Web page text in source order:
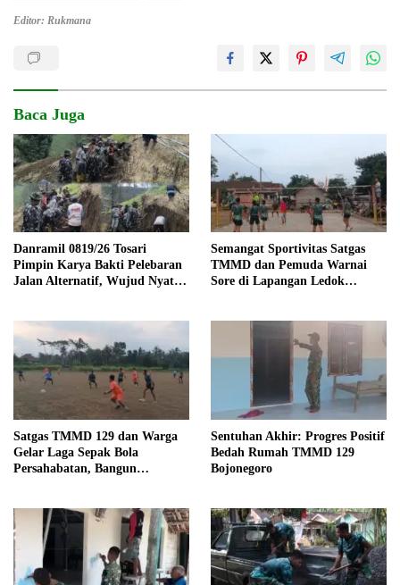
Editor: Rukmana
Baca Juga
Danramil 0819/26 Tosari
Pimpin Karya Bakti Pelebaran
Jalan Alternatif, Wujud Nyata
Semangat Sportivitas Satgas
TMMD dan Pemuda Warnai
Sore di Lapangan Ledok
Satgas TMMD 129 dan Warga
Gelar Laga Sepak Bola
Persahabatan, Bangun
Sentuhan Akhir: Progres Positif
Bedah Rumah TMMD 129
Bojonegoro